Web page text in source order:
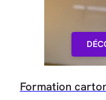
Formation